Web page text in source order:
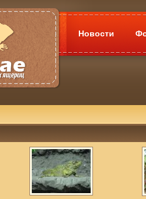
Новости